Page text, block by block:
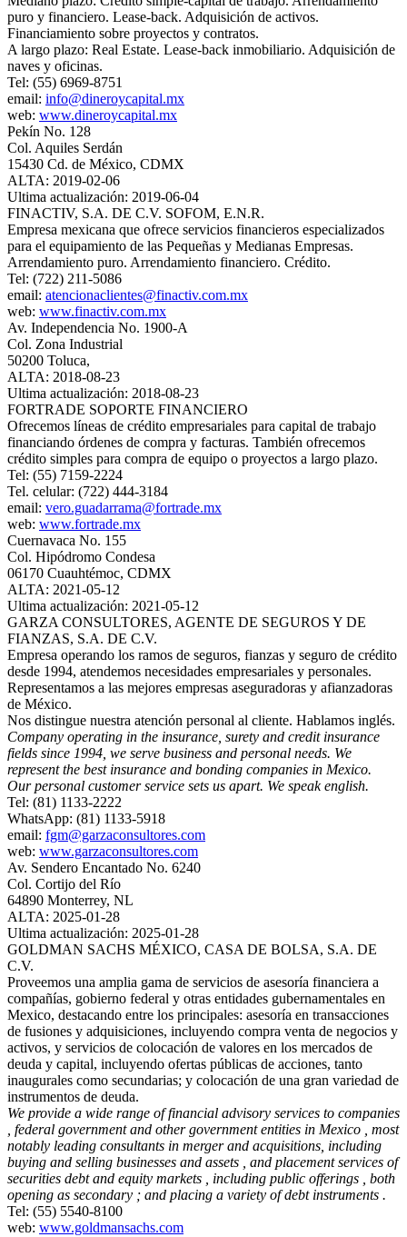
puro y financiero. Lease-back. Adquisición de activos.
Financiamiento sobre proyectos y contratos.
A largo plazo: Real Estate. Lease-back inmobiliario. Adquisición de
naves y oficinas.
Tel: (55) 6969-8751
email: info@dineroycapital.mx
web: www.dineroycapital.mx
Pekín No. 128
Col. Aquiles Serdán
15430 Cd. de México, CDMX
ALTA: 2019-02-06
Ultima actualización: 2019-06-04
FINACTIV, S.A. DE C.V. SOFOM, E.N.R.
Empresa mexicana que ofrece servicios financieros especializados
para el equipamiento de las Pequeñas y Medianas Empresas.
Arrendamiento puro. Arrendamiento financiero. Crédito.
Tel: (722) 211-5086
email: atencionaclientes@finactiv.com.mx
web: www.finactiv.com.mx
Av. Independencia No. 1900-A
Col. Zona Industrial
50200 Toluca,
ALTA: 2018-08-23
Ultima actualización: 2018-08-23
FORTRADE SOPORTE FINANCIERO
Ofrecemos líneas de crédito empresariales para capital de trabajo
financiando órdenes de compra y facturas. También ofrecemos
crédito simples para compra de equipo o proyectos a largo plazo.
Tel: (55) 7159-2224
Tel. celular: (722) 444-3184
email: vero.guadarrama@fortrade.mx
web: www.fortrade.mx
Cuernavaca No. 155
Col. Hipódromo Condesa
06170 Cuauhtémoc, CDMX
ALTA: 2021-05-12
Ultima actualización: 2021-05-12
GARZA CONSULTORES, AGENTE DE SEGUROS Y DE
FIANZAS, S.A. DE C.V.
Empresa operando los ramos de seguros, fianzas y seguro de crédito
desde 1994, atendemos necesidades empresariales y personales.
Representamos a las mejores empresas aseguradoras y afianzadoras
de México.
Nos distingue nuestra atención personal al cliente. Hablamos inglés.
Company operating in the insurance, surety and credit insurance
fields since 1994, we serve business and personal needs. We
represent the best insurance and bonding companies in Mexico.
Our personal customer service sets us apart. We speak english.
Tel: (81) 1133-2222
WhatsApp: (81) 1133-5918
email: fgm@garzaconsultores.com
web: www.garzaconsultores.com
Av. Sendero Encantado No. 6240
Col. Cortijo del Río
64890 Monterrey, NL
ALTA: 2025-01-28
Ultima actualización: 2025-01-28
GOLDMAN SACHS MÉXICO, CASA DE BOLSA, S.A. DE
C.V.
Proveemos una amplia gama de servicios de asesoría financiera a
compañías, gobierno federal y otras entidades gubernamentales en
Mexico, destacando entre los principales: asesoría en transacciones
de fusiones y adquisiciones, incluyendo compra venta de negocios y
activos, y servicios de colocación de valores en los mercados de
deuda y capital, incluyendo ofertas públicas de acciones, tanto
inaugurales como secundarias; y colocación de una gran variedad de
instrumentos de deuda.
We provide a wide range of financial advisory services to companies
, federal government and other government entities in Mexico , most
notably leading consultants in merger and acquisitions, including
buying and selling businesses and assets , and placement services of
securities debt and equity markets , including public offerings , both
opening as secondary ; and placing a variety of debt instruments .
Tel: (55) 5540-8100
web: www.goldmansachs.com